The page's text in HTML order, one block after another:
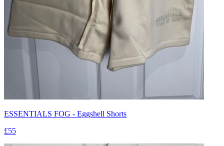
ESSENTIALS FOG - Eggshell Shorts
£55